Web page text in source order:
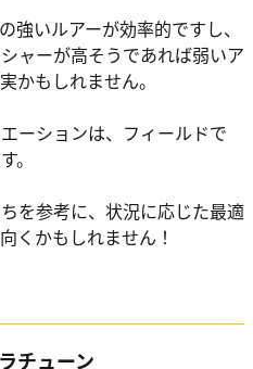
強いルアーが効率的ですし、
ャーが高そうであれば弱いア
かもしれません。
ーションは、フィールドで
。
を参考に、状況に応じた最適
くかもしれません！
チューン